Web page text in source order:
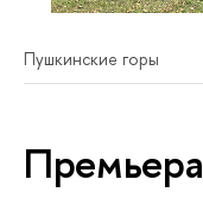
Пушкинские горы
Премьера